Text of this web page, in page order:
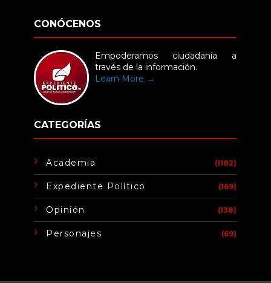
CONÓCENOS
Empoderamos ciudadanía a
través de la información.
Learn More →
CATEGORÍAS
Academia (1182)
Expediente Político (169)
Opinión (138)
Personajes (69)